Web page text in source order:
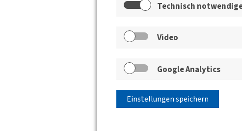
Technisch
Video
Google Analytics
Einstellungen speichern